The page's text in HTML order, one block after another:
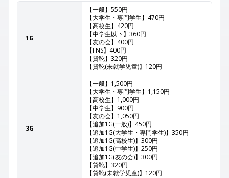
1G
【一般】550円
【大学生・専門学生】470円
【高校生】420円
【中学生以下】360円
【友の会】400円
【FNS】400円
【貸靴】320円
【貸靴(未就学児童)】120円
3G
【一般】1,500円
【大学生・専門学生】1,150円
【高校生】1,000円
【中学生】900円
【友の会】1,050円
【追加1G(一般)】450円
【追加1G(大学生・専門学生)】350円
【追加1G(高校生)】300円
【追加1G(中学生)】250円
【追加1G(友の会)】300円
【貸靴】320円
【貸靴(未就学児童)】120円